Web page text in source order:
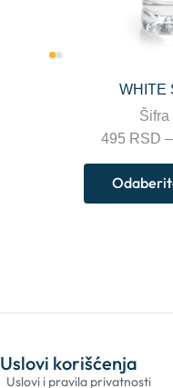
WHITE
Šifra
495 RSD –
Uslovi korišćenja
Uslovi i pravila privatnosti